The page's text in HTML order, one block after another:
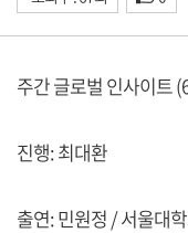
주간 글로벌 인사이트
진행: 최대환
출연: 민원정 / 서울대